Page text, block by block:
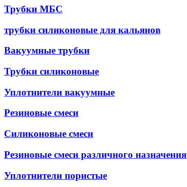
Трубки МБС
трубки силиконовые для кальянов
Вакуумные трубки
Трубки силиконовые
Уплотнители вакуумные
Резиновые смеси
Силиконовые смеси
Резиновые смеси различного назначения
Уплотнители пористые